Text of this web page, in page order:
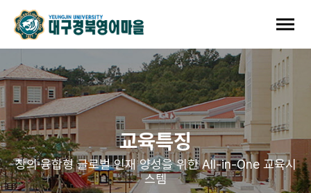
교육특징
창의·융합형 글로벌 인재 양성을 위한 All-in-One 교육시
스템